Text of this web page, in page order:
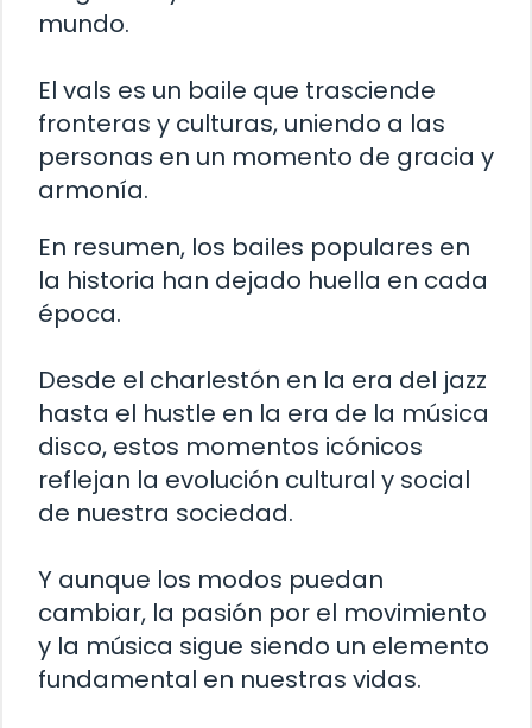
mundo.
El vals es un baile que trasciende
fronteras y culturas, uniendo a las
personas en un momento de gracia y
armonía.
En resumen, los bailes populares en
la historia han dejado huella en cada
época.
Desde el charlestón en la era del jazz
hasta el hustle en la era de la música
disco, estos momentos icónicos
reflejan la evolución cultural y social
de nuestra sociedad.
Y aunque los modos puedan
cambiar, la pasión por el movimiento
y la música sigue siendo un elemento
fundamental en nuestras vidas.